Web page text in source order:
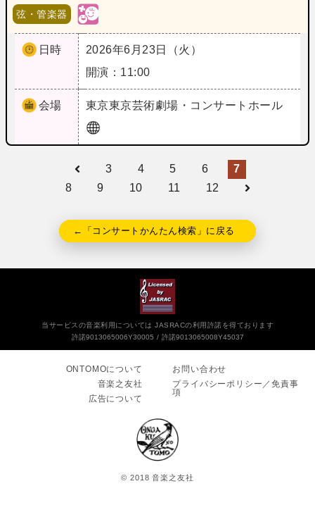
弦・管楽器
日時
2026年6月23日（火）
開演：11:00
会場 東京東京芸術劇場・コンサートホール
3 4 5 6
7
8
9 10 11 12
←「コンサートかんたん検索」に戻る
当サービスの音楽利用については JASRACの利用許諾を得ております
許諾9013065006Y30005
許諾9013065008Y45037
ONTOMOについて
音楽之友社
広告について
お問い合わせ
プライバシーポリシー／免責事
項
© 2018 音楽之友社